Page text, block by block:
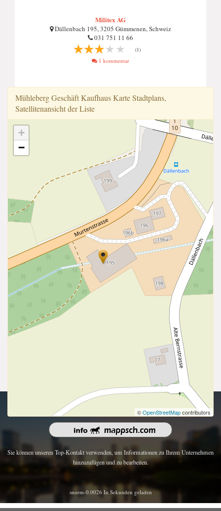
Militex AG
Dällenbach 195, 3205 Gümmenen, Schweiz
031 751 11 66
(1)
1 kommentar
Mühleberg Geschäft Kaufhaus Karte Stadtplans,
Satellitenansicht der Liste
+
−
©OpenStreetMapcontributors
Urheberrecht 2026 | Alle Rechte vorbehalten.
Sie können unseren Top-Kontakt verwenden, um Informationen zu Ihrem Unternehmen
hinzuzufügen und zu bearbeiten.
snorm-0.0026 In Sekunden geladen